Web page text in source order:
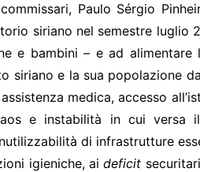
Paulo Sérgio
siriano nel semestre luglio
e bambini – e ad
siriano e la sua popolazione
medica, accesso
e instabilità in cui versa
di infrastrutture
igieniche, aideficit